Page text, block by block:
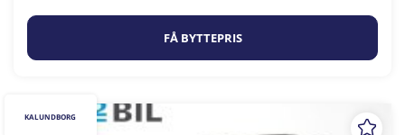
FÅ BYTTEPRIS
KALUNDBORG